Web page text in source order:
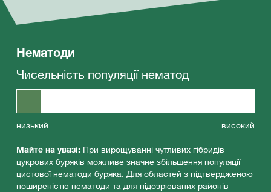
Нематоди
Чисельність популяції нематод
низький високий
Майте на увазі: При вирощуванні чутливих гібридів
цукрових буряків можливе значне збільшення популяції
цистової нематоди буряка. Для областей з підтвердженою
поширеністю нематоди та для підозрюваних районів